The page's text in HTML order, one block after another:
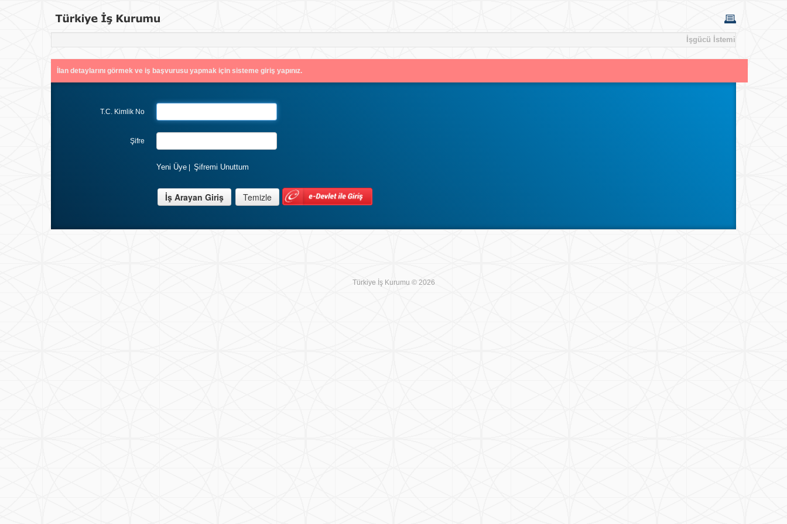
İşgücü İstemi
İlan detaylarını görmek ve iş başvurusu yapmak için sisteme giriş yapınız.
T.C. Kimlik No
Şifre
Yeni Üye Şifremi Unuttum
Türkiye İş Kurumu © 2026